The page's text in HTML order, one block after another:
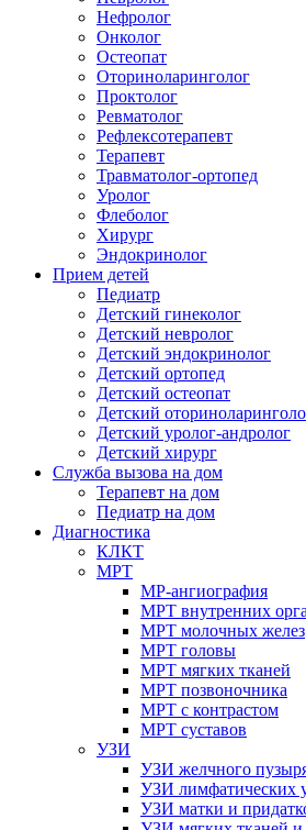
Нефролог
Онколог
Остеопат
Оториноларинголог
Проктолог
Ревматолог
Рефлексотерапевт
Терапевт
Травматолог-ортопед
Уролог
Флеболог
Хирург
Эндокринолог
Прием детей
Педиатр
Детский гинеколог
Детский невролог
Детский эндокринолог
Детский ортопед
Детский остеопат
Детский
Детский уролог-андролог
Детский хирург
Служба вызова на дом
Терапевт на дом
Педиатр на дом
Диагностика
КЛКТ
МРТ
МР-ангиография
МРТ внутренних
МРТ молочных желез
МРТ головы
МРТ мягких тканей
МРТ позвоночника
МРТ с контрастом
МРТ суставов
УЗИ
УЗИ желчного
УЗИ лимфатических
УЗИ матки и